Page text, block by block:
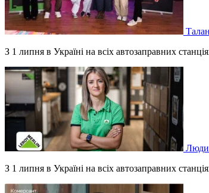
З 1 липня в Україні на всіх автозаправних
З 1 липня в Україні на всіх автозаправних